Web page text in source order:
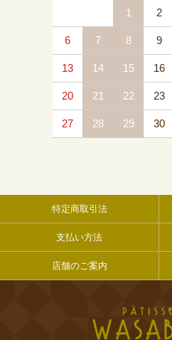
1 2
6 7 8 9
13 14 15 16
20 21 22 23
27 28 29 30
特定商取引法
支払い方法
店舗のご案内